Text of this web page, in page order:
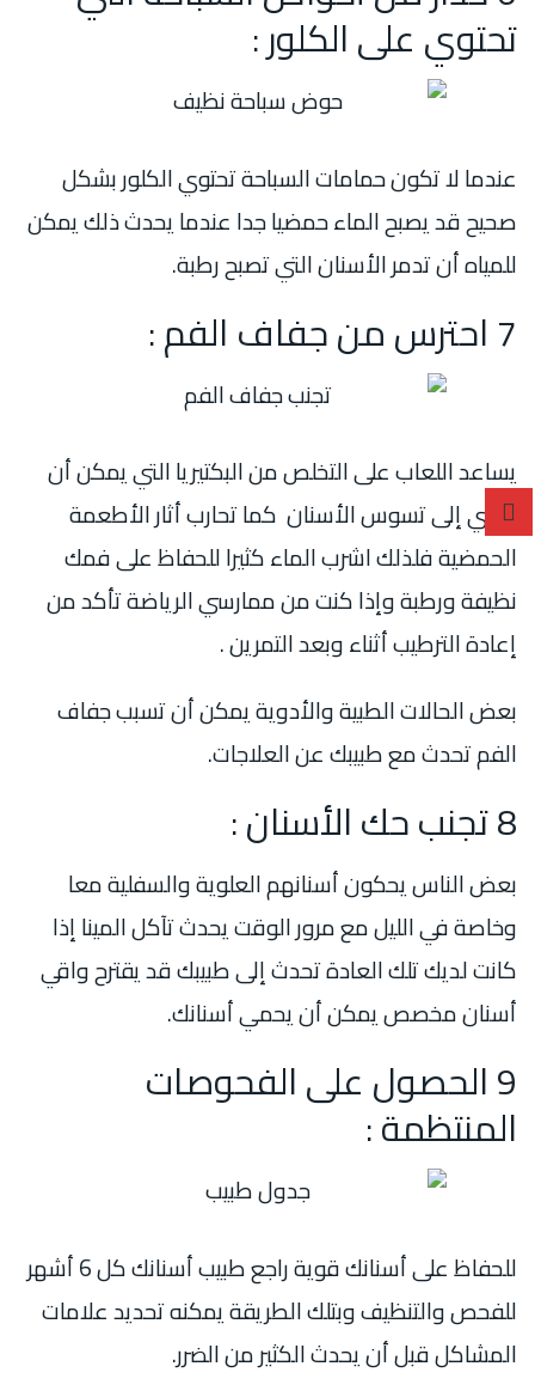
تحتوي على الكلور :
عندما لا تكون حمامات السباحة تحتوي الكلور بشكل
صحيح قد يصبح الماء حمضيا جدا عندما يحدث ذلك يمكن
للمياه أن تدمر الأسنان التي تصبح رطبة.
7 احترس من جفاف الفم :
يساعد اللعاب على التخلص من البكتيريا التي يمكن أن
تؤدي إلى تسوس الأسنان كما تحارب أثار الأطعمة
الحمضية فلذلك اشرب الماء كثيرا للحفاظ على فمك
نظيفة ورطبة وإذا كنت من ممارسي الرياضة تأكد من
إعادة الترطيب أثناء وبعد التمرين .
بعض الحالات الطبية والأدوية يمكن أن تسبب جفاف
الفم تحدث مع طبيبك عن العلاجات.
8 تجنب حك الأسنان :
بعض الناس يحكون أسنانهم العلوية والسفلية معا
وخاصة في الليل مع مرور الوقت يحدث تآكل المينا إذا
كانت لديك تلك العادة تحدث إلى طبيبك قد يقترح واقي
أسنان مخصص يمكن أن يحمي أسنانك.
9 الحصول على الفحوصات
المنتظمة :
للحفاظ على أسنانك قوية راجع طبيب أسنانك كل 6 أشهر
للفحص والتنظيف وبتلك الطريقة يمكنه تحديد علامات
المشاكل قبل أن يحدث الكثير من الضرر.